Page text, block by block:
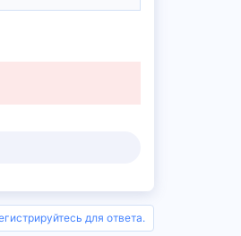
для ответа.